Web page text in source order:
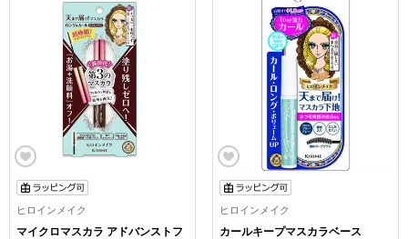
ヒロインメイク
マイクロマスカラ アドバンストフ
ヒロインメイク
カールキープマスカラベース